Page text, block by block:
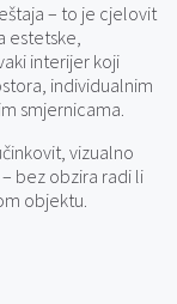
– to je cjelovit
estetske,
interijer koji
individualnim
smjernicama.
vizualno
bez obzira radi li
objektu.